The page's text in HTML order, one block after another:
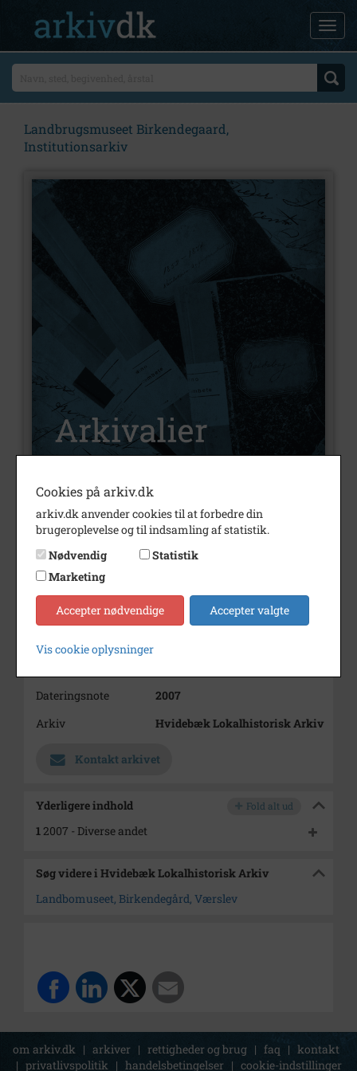
Landbrugsmuseet Birkendegaard,
Institutionsarkiv
Nummer
A155
Type
Arkivalier
Arkivskaber
Beskrivelse
Institutionsarkiv
Dateringsnote
2007
Arkiv
Hvidebæk Lokalhistorisk Arkiv
Kontakt arkivet
Yderligere indhold Fold alt ud
12007 - Diverse andet
Søg videre i Hvidebæk Lokalhistorisk Arkiv
Landbomuseet, Birkendegård, Værslev
om arkiv.dk | arkiver | rettigheder og brug | faq | kontakt
| privatlivspolitik | handelsbetingelser | cookie-indstillinger
Cookies på arkiv.dk
arkiv.dk anvender cookies til at forbedre din
brugeroplevelse og til indsamling af statistik.
Nødvendig
Statistik
Marketing
Accepter nødvendige Accepter valgte
Vis cookie oplysninger